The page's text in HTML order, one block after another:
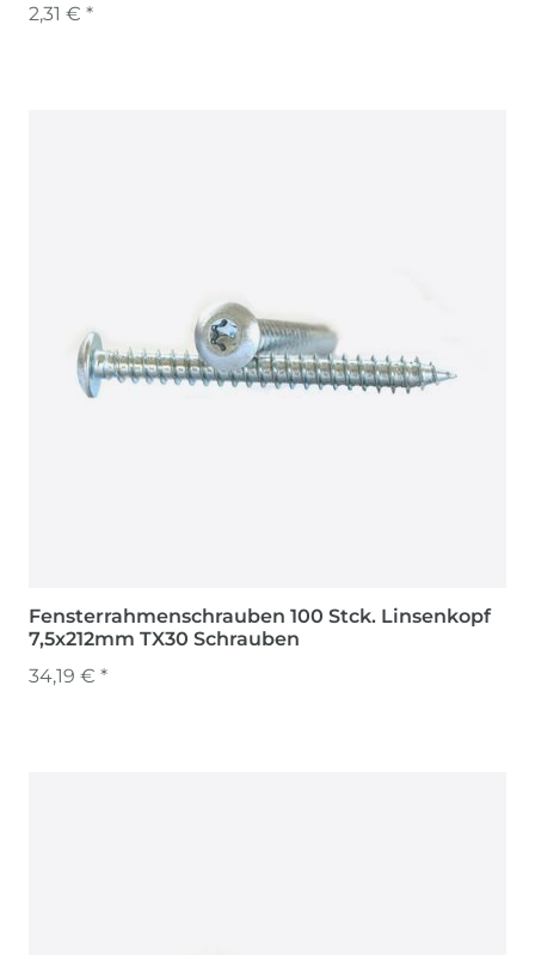
2,31 € *
Fensterrahmenschrauben 100 Stck. Linsenkopf
7,5x212mm TX30 Schrauben
34,19 € *